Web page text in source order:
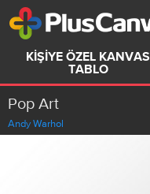
KIŞIYE ÖZEL KANVAS
TABLO
Pop Art
Andy Warhol